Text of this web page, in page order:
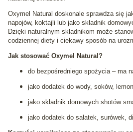
Oxymel Natural doskonale sprawdza się
napojów, koktajli lub jako składnik
Dzięki naturalnym składnikom może
codziennej diety i ciekawy sposób na
Jak stosować Oxymel Natural?
do bezpośredniego spożycia – ma
jako dodatek do wody, soków,
jako składnik domowych shotów
jako dodatek do sałatek, surówek,